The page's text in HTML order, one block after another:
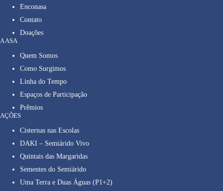
Enconasa
Contato
Doações
A ASA
Quem Somos
Como Surgimos
Linha do Tempo
Espaços de Participação
Prêmios
AÇÕES
Cisternas nas Escolas
DAKI – Semiárido Vivo
Quintais das Margaridas
Sementes do Semiárido
Uma Terra e Duas Águas (P1+2)